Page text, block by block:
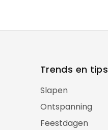
Trends en tips
Slapen
Ontspanning
Feestdagen